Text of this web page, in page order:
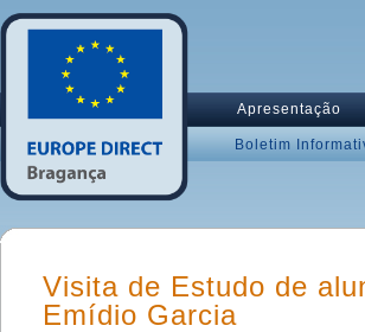
Apresentação
Boletim
Visita de Estudo de
Emídio Garcia